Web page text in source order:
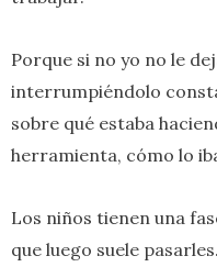
Porque si no yo no le
interrumpiéndolo
sobre qué estaba
herramienta, cómo lo
Los niños tienen una
que luego suele